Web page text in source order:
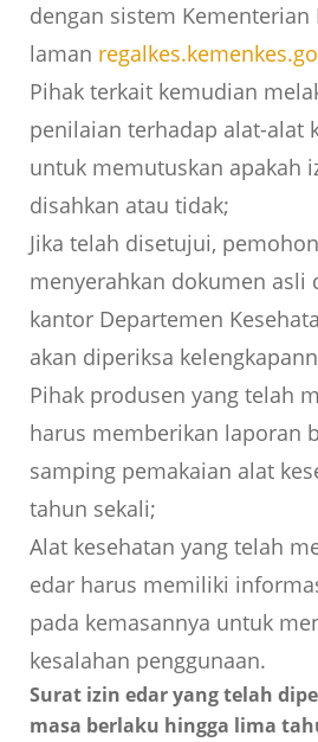
dengan sistem Kementerian
laman
Pihak terkait kemudian
penilaian terhadap alat-alat
untuk memutuskan apakah
disahkan atau tidak;
Jika telah disetujui,
menyerahkan dokumen asli
kantor Departemen
akan diperiksa
Pihak produsen yang telah
harus memberikan laporan
samping pemakaian alat
tahun sekali;
Alat kesehatan yang telah
edar harus memiliki
pada kemasannya untuk
kesalahan penggunaan.
Surat izin edar yang telah
masa berlaku hingga lima